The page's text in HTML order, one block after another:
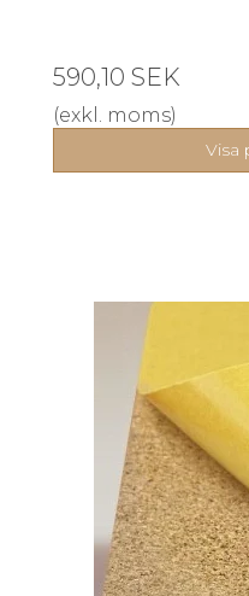
590,10 SEK
(exkl. moms)
Visa